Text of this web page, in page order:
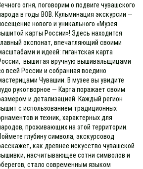
огня, поговорим о подвиге чувашского
в годы ВОВ. Кульминация экскурсии —
нового и уникального «Музея
карты России»! Здесь находится
экспонат, впечатляющий своими
и идеей: гигантская карта
вышитая вручную вышивальщицами
всей России и собранная воедино
Чувашии. В музее вы увидите
рукотворное — Карта поражает своим
и детализацией. Каждый регион
с использованием традиционных
и техник, характерных для
проживающих на этой территории.
глубину символа, экскурсовод
как древнее искусство чувашской
насчитывающее сотни символов и
стало современным языком